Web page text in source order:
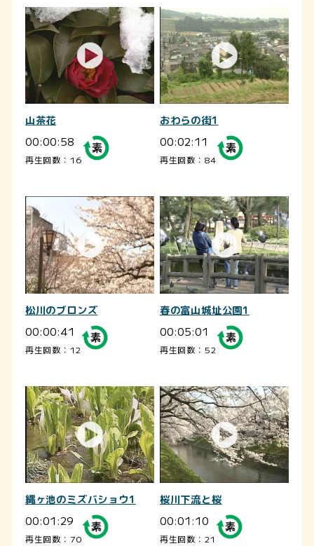
山茶花
00:00:58
再生回数：16
おわらの街1
00:02:11
再生回数：84
松川のブロンズ
00:00:41
再生回数：12
春の富山城址公園1
00:05:01
再生回数：52
縄ヶ池のミズバショウ1
00:01:29
再生回数：70
桜川下流と桜
00:01:10
再生回数：21